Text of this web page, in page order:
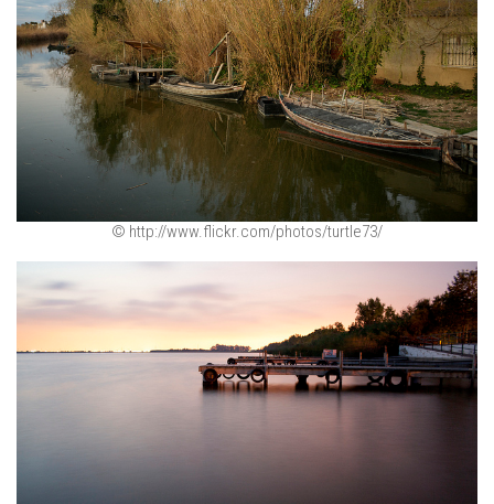
© http://www.flickr.com/photos/turtle73/